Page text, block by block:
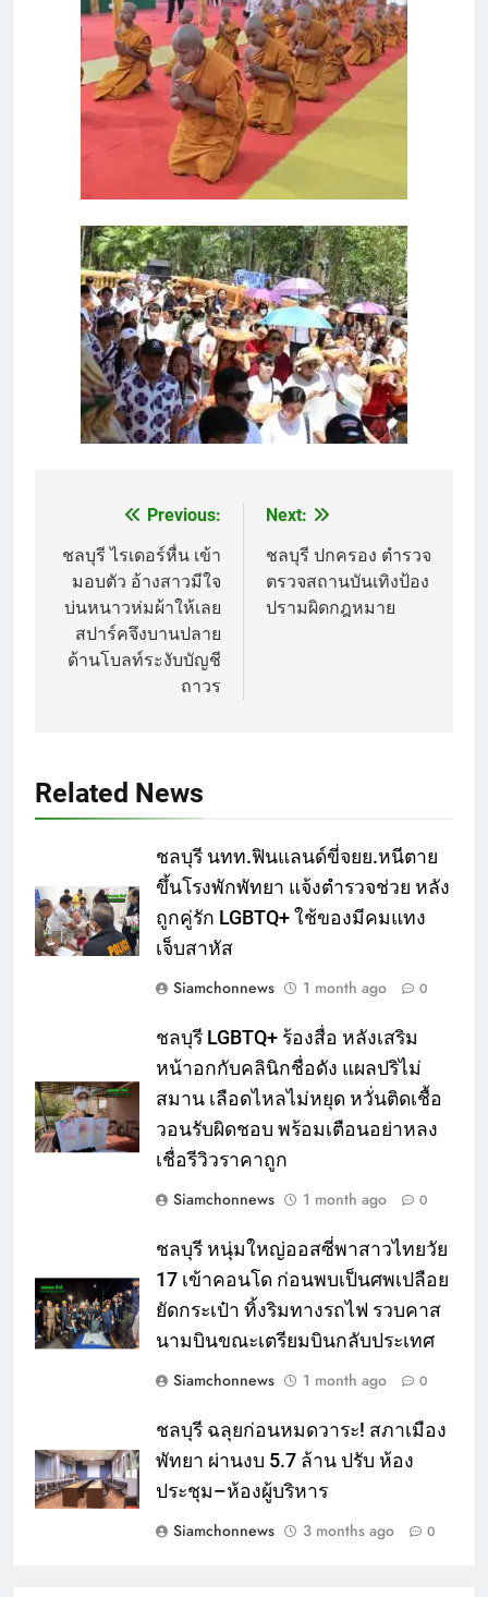
navigation
Previous:
ชลบุรี ไรเดอร์หื่น เข้า
มอบตัว อ้างสาวมีใจ
บ่นหนาวห่มผ้าให้เลย
สปาร์คจึงบานปลาย
ด้านโบลท์ระงับบัญชี
ถาวร
Next:
ชลบุรี ปกครอง ตำรวจ
ตรวจสถานบันเทิงป้อง
ปรามผิดกฎหมาย
Related News
ชลบุรี นทท.ฟินแลนด์ขี่จยย.หนีตาย
ขึ้นโรงพักพัทยา แจ้งตำรวจช่วย หลัง
ถูกคู่รัก LGBTQ+ ใช้ของมีคมแทง
เจ็บสาหัส
Siamchonnews
1 month ago 0
ชลบุรี LGBTQ+ ร้องสื่อ หลังเสริม
หน้าอกกับคลินิกชื่อดัง แผลปริไม่
สมาน เลือดไหลไม่หยุด หวั่นติดเชื้อ
วอนรับผิดชอบ พร้อมเตือนอย่าหลง
เชื่อรีวิวราคาถูก
Siamchonnews
1 month ago 0
ชลบุรี หนุ่มใหญ่ออสซี่พาสาวไทยวัย
17 เข้าคอนโด ก่อนพบเป็นศพเปลือย
ยัดกระเป๋า ทิ้งริมทางรถไฟ รวบคาส
นามบินขณะเตรียมบินกลับประเทศ
Siamchonnews
1 month ago 0
ชลบุรี ฉลุยก่อนหมดวาระ! สภาเมือง
พัทยา ผ่านงบ 5.7 ล้าน ปรับ ห้อง
ประชุม–ห้องผู้บริหาร
Siamchonnews
3 months ago 0